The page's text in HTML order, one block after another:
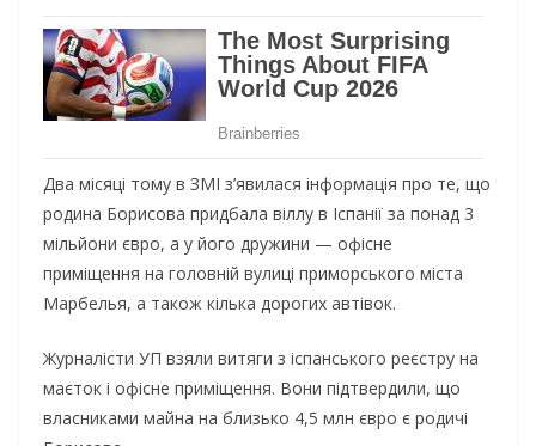
Два місяці тому в ЗМІ з’явилася інформація про те, що
родина Борисова придбала віллу в Іспанії за понад 3
мільйони євро, а у його дружини — офісне
приміщення на головній вулиці приморського міста
Марбелья, а також кілька дорогих автівок.
Журналісти УП взяли витяги з іспанського реєстру на
маєток і офісне приміщення. Вони підтвердили, що
власниками майна на близько 4,5 млн євро є родичі